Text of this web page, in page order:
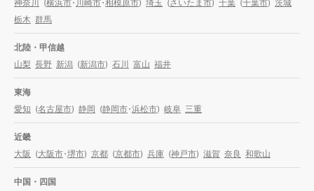
神奈川
(横浜市・川崎市・相模原市) 埼玉 (さいたま市) 千葉 (千葉市) 茨城
栃木 群馬
北陸・甲信越
山梨 長野 新潟 (新潟市) 石川 富山 福井
東海
愛知 (名古屋市) 静岡 (静岡市・浜松市) 岐阜 三重
近畿
大阪 (大阪市・堺市) 京都 (京都市) 兵庫 (神戸市) 滋賀 奈良 和歌山
中国・四国